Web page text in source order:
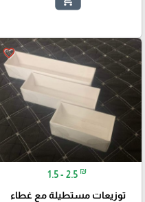
favorite_border
1.5 - 2.5 ₪
توزيعات مستطيلة مع غطاء